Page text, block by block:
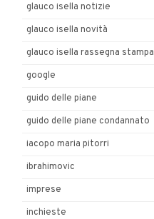
glauco isella notizie
glauco isella novità
glauco isella rassegna stampa
google
guido delle piane
guido delle piane condannato
iacopo maria pitorri
ibrahimovic
imprese
inchieste